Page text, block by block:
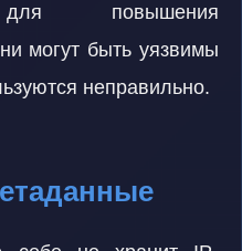
для повышения
могут быть уязвимы
неправильно.